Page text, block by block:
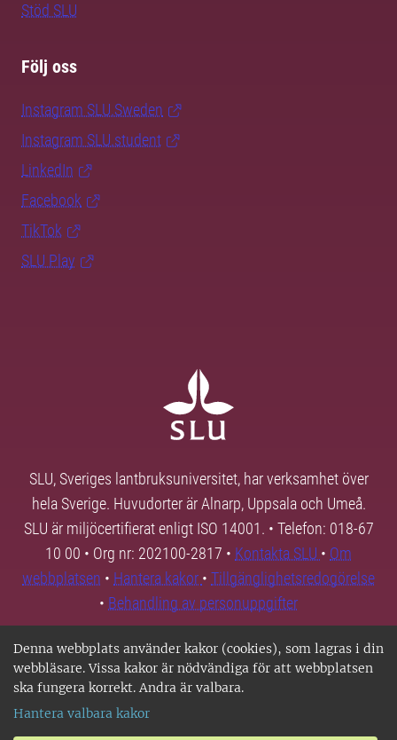
Denna webbplats använder kakor (cookies), som lagras i din
webbläsare. Vissa kakor är nödvändiga för att webbplatsen
ska fungera korrekt. Andra är valbara.
Hantera valbara kakor
Stöd SLU
Följ oss
Instagram SLU.Sweden
Instagram SLU.student
LinkedIn
Facebook
TikTok
SLU Play
SLU, Sveriges lantbruksuniversitet, har verksamhet över
hela Sverige. Huvudorter är Alnarp, Uppsala och Umeå.
SLU är miljöcertifierat enligt ISO 14001. • Telefon: 018-67
10 00 • Org nr: 202100-2817 • Kontakta SLU • Om
webbplatsen • Hantera kakor • Tillgänglighetsredogörelse
• Behandling av personuppgifter